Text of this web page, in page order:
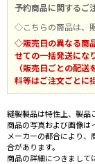
予約商品に関するご
◇こちらの商品は、
◇販売日の異なる商
せての一括発送にな
（販売日ごとの配
料等はご注文ごとに
縫製製品は特性上、製品
商品の写真および画像は
メーカーの都合により
合があります。
商品の詳細につきまして